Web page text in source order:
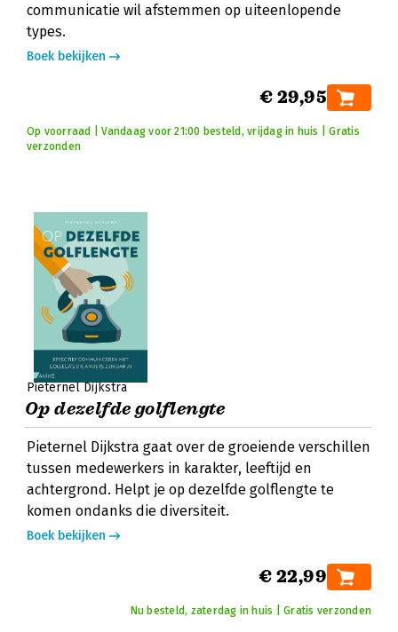
communicatie wil afstemmen op uiteenlopende
types.
Boek bekijken
€ 29,95
Op voorraad | Vandaag voor 21:00 besteld, vrijdag in huis | Gratis
verzonden
Pieternel Dijkstra
Op dezelfde golflengte
Pieternel Dijkstra gaat over de groeiende verschillen
tussen medewerkers in karakter, leeftijd en
achtergrond. Helpt je op dezelfde golflengte te
komen ondanks die diversiteit.
Boek bekijken
€ 22,99
Nu besteld, zaterdag in huis | Gratis verzonden